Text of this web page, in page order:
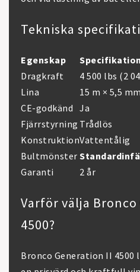
Tekniska
Egenskap
Specifikation
Dragkraft
4 500 lbs (2
Lina
15 m × 5,5
CE-godkänd Ja
Fjärrstyrning Trådlös
KonstruktionVattentålig
Bultmönster
Garanti
2 år
Varför välja
4500?
Bronco Generation II 4500